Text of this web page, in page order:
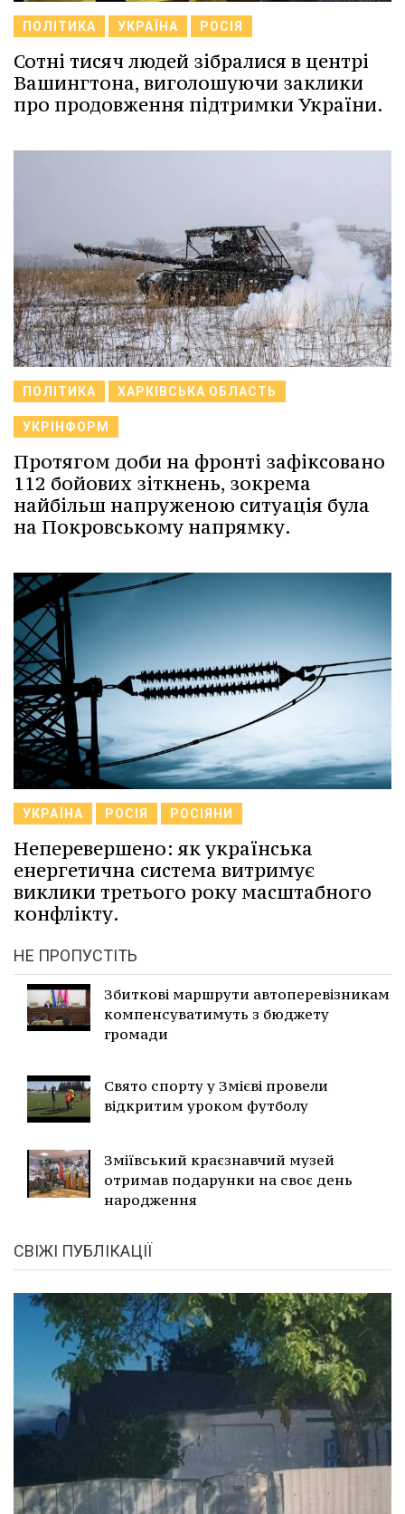
ПОЛІТИКА УКРАЇНА РОСІЯ
Сотні тисяч людей зібралися в центрі
Вашингтона, виголошуючи заклики
про продовження підтримки України.
ПОЛІТИКА ХАРКІВСЬКА ОБЛАСТЬ
УКРІНФОРМ
Протягом доби на фронті зафіксовано
112 бойових зіткнень, зокрема
найбільш напруженою ситуація була
на Покровському напрямку.
УКРАЇНА РОСІЯ РОСІЯНИ
Неперевершено: як українська
енергетична система витримує
виклики третього року масштабного
конфлікту.
НЕ ПРОПУСТІТЬ
Збиткові маршрути автоперевізникам
компенсуватимуть з бюджету
громади
Свято спорту у Змієві провели
відкритим уроком футболу
Зміївський краєзнавчий музей
отримав подарунки на своє день
народження
СВІЖІ ПУБЛІКАЦІЇ